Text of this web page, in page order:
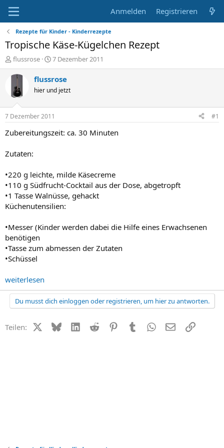
Anmelden Registrieren
Rezepte für Kinder - Kinderrezepte
Tropische Käse-Kügelchen Rezept
E
r
s
t
e
l
e
r
flussrose
E
r
s
e
l
t
a
7 Dezember 2011
flussrose
hier und jetzt
7 Dezember 2011 #1
Zubereitungszeit: ca. 30 Minuten
Zutaten:
•220 g leichte, milde Käsecreme
•110 g Südfrucht-Cocktail aus der Dose, abgetropft
•1 Tasse Walnüsse, gehackt
Küchenutensilien:
•Messer (Kinder werden dabei die Hilfe eines Erwachsenen
benötigen
•Tasse zum abmessen der Zutaten
•Schüssel
weiterlesen
Du musst dich einloggen oder registrieren, um hier zu antworten.
Teilen: X (Twitter)
BlueskyLinkedIn
Reddit PinterestTumblr WhatsApp
E-MailLink